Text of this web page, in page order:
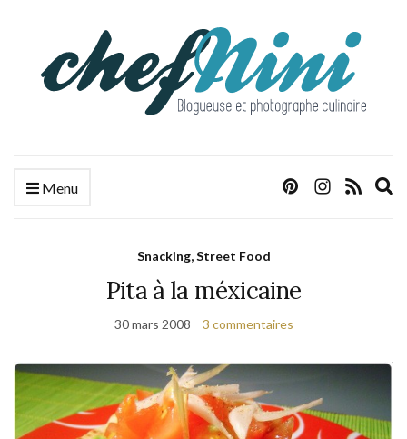
Menu
Snacking, Street Food
Pita à la méxicaine
30 mars 2008 3 commentaires